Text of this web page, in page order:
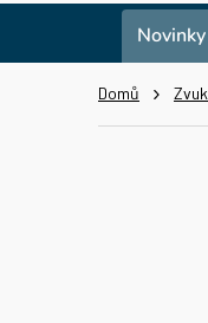
Novinky
Domů